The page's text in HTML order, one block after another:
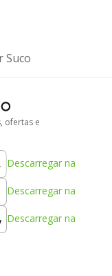
Suco
ofertas e
Descarregar na
Descarregar na
Descarregar na